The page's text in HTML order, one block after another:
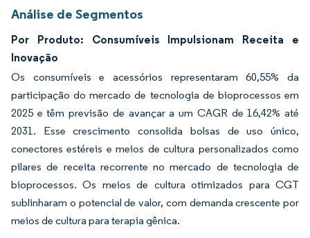
Análise de Segmentos
Por Produto: Consumíveis Impulsionam Receita e
Inovação
Os consumíveis e acessórios representaram 60,55% da
participação do mercado de tecnologia de bioprocessos em
2025 e têm previsão de avançar a um CAGR de 16,42% até
2031. Esse crescimento consolida bolsas de uso único,
conectores estéreis e meios de cultura personalizados como
pilares de receita recorrente no mercado de tecnologia de
bioprocessos. Os meios de cultura otimizados para CGT
sublinharam o potencial de valor, com demanda crescente por
meios de cultura para terapia gênica.